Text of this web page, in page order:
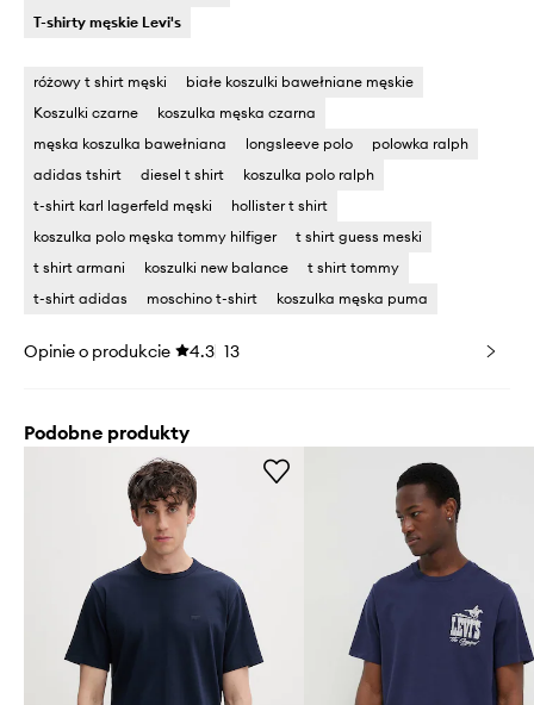
T-shirty męskie Levi's
różowy t shirt męski
białe koszulki bawełniane męskie
Koszulki czarne
koszulka męska czarna
męska koszulka bawełniana
longsleeve polo
polowka ralph
adidas tshirt
diesel t shirt
koszulka polo ralph
t-shirt karl lagerfeld męski
hollister t shirt
koszulka polo męska tommy hilfiger
t shirt guess meski
t shirt armani
koszulki new balance
t shirt tommy
t-shirt adidas
moschino t-shirt koszulka męska puma
Opinie o produkcie 4.3 13
Podobne produkty